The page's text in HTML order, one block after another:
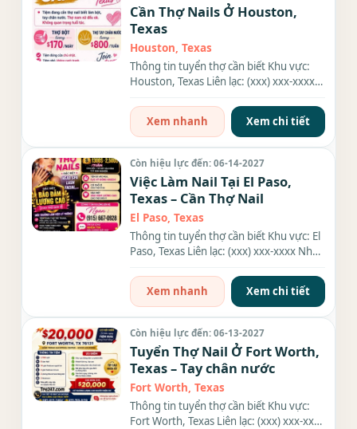
Cần Thợ Nails Ở Houston,
Texas
Houston, Texas
Thông tin tuyển thợ cần biết Khu vực:
Houston, Texas Liên lạc: (xxx) xxx-xxxx
Xem nhanh
Xem chi tiết
Còn hiệu lực đến: 06-14-2027
Việc Làm Nail Tại El Paso,
Texas – Cần Thợ Nail
El Paso, Texas
Thông tin tuyển thợ cần biết Khu vực: El
Paso, Texas Liên lạc: (xxx) xxx-xxxx Nhu
Xem nhanh
Xem chi tiết
Còn hiệu lực đến: 06-13-2027
Tuyển Thợ Nail Ở Fort Worth,
Texas – Tay chân nước
Fort Worth, Texas
Thông tin tuyển thợ cần biết Khu vực:
Fort Worth, Texas Liên lạc: (xxx) xxx-xxxx